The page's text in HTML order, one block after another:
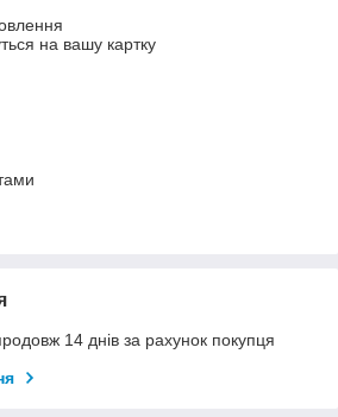
на вашу картку
14 днів за рахунок покупця